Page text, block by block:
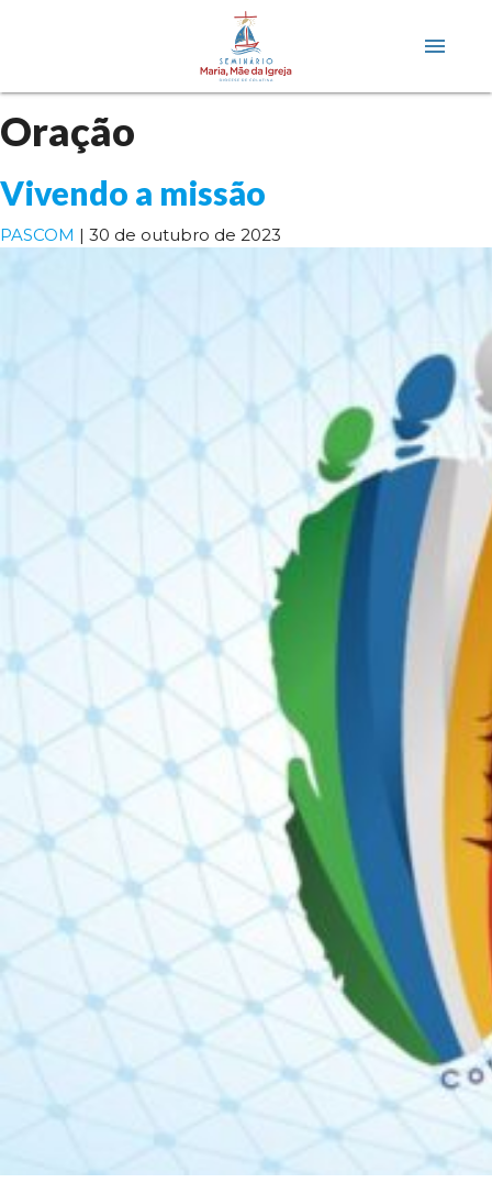
menu
Oração
Vivendo a missão
PASCOM | 30 de outubro de 2023